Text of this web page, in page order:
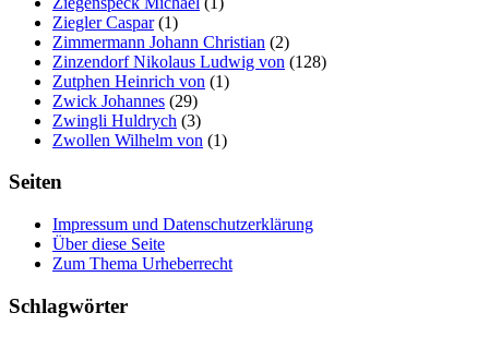
Ziegler Caspar(1)
Zimmermann Johann Christian (2)
Zinzendorf Nikolaus Ludwig von (128)
Zutphen Heinrich von (1)
Zwick Johannes (29)
Zwingli Huldrych (3)
Zwollen Wilhelm von (1)
Seiten
Impressum und Datenschutzerklärung
Über diese Seite
Zum Thema Urheberrecht
Schlagwörter